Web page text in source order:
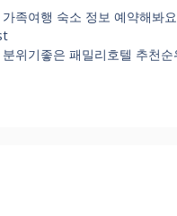
족여행 숙소 정보 예약해
위기좋은 패밀리호텔 추천